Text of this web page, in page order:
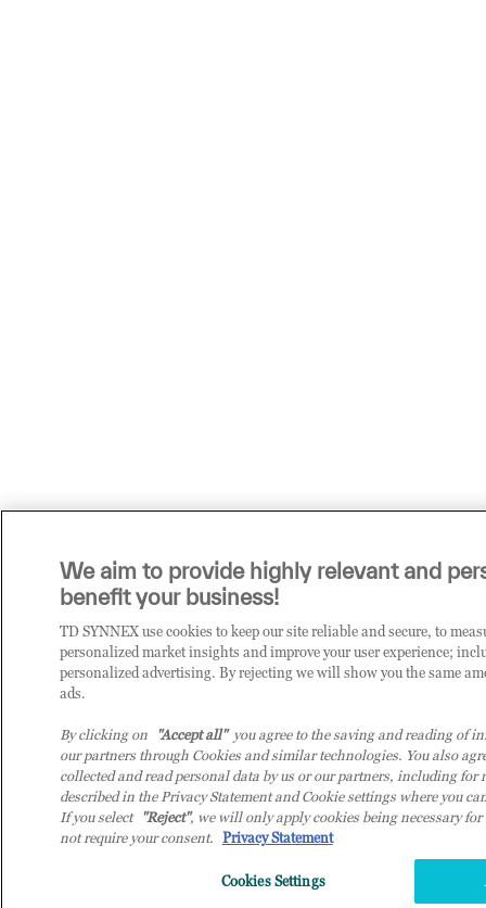
We aim to provide highly relevant and
benefit your business!
TD SYNNEX use cookies to keep our site reliable and secure, to
personalized market insights and improve your user experience;
personalized advertising. By rejecting we will show you the same
ads.
By clicking on "Accept all"you agree to the saving and reading of
our partners through Cookies and similar technologies. You also
collected and read personal data by us or our partners, including
described in the Privacy Statement and Cookie settings where you
If you select "Reject", we will only apply cookies being necessary
not require your consent. Privacy Statement
Cookies Settings